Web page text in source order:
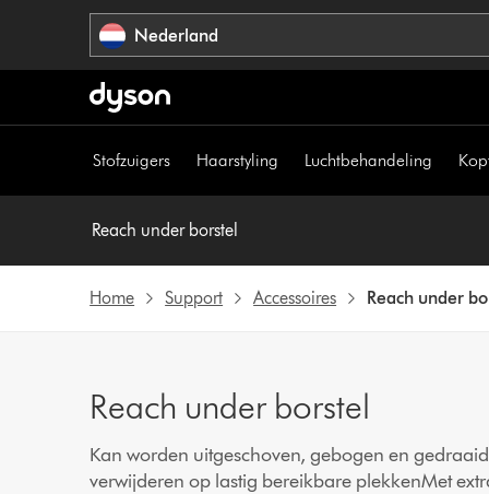
Nederland
Stofzuigers Haarstyling Luchtbehandeling
Reach under borstel
Home Support Accessoires Reach under
Reach under borstel
Kan worden uitgeschoven, gebogen en
verwijderen op lastig bereikbare plekkenMet